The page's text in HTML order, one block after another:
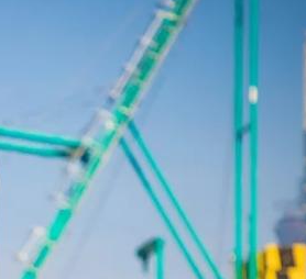
состояние рынка, тренды и
сделку в Казани без серии
рынок, выбор новостройки и
материал под вес товара и
тенденции, технологии и